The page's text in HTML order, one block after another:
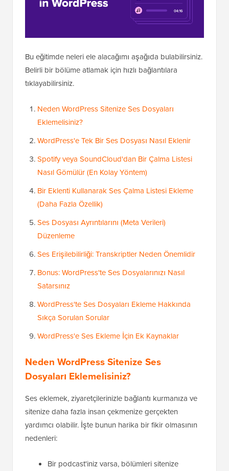
Bu eğitimde neleri ele alacağımı aşağıda bulabilirsiniz.
Belirli bir bölüme atlamak için hızlı bağlantılara
tıklayabilirsiniz.
Neden WordPress Sitenize Ses Dosyaları
Eklemelisiniz?
WordPress'e Tek Bir Ses Dosyası Nasıl Eklenir
Spotify veya SoundCloud'dan Bir Çalma Listesi
Nasıl Gömülür (En Kolay Yöntem)
Bir Eklenti Kullanarak Ses Çalma Listesi Ekleme
(Daha Fazla Özellik)
Ses Dosyası Ayrıntılarını (Meta Verileri)
Düzenleme
Ses Erişilebilirliği: Transkriptler Neden Önemlidir
Bonus: WordPress'te Ses Dosyalarınızı Nasıl
Satarsınız
WordPress'te Ses Dosyaları Ekleme Hakkında
Sıkça Sorulan Sorular
WordPress'e Ses Ekleme İçin Ek Kaynaklar
Neden WordPress Sitenize Ses
Dosyaları Eklemelisiniz?
Ses eklemek, ziyaretçilerinizle bağlantı kurmanıza ve
sitenize daha fazla insan çekmenize gerçekten
yardımcı olabilir. İşte bunun harika bir fikir olmasının
nedenleri:
Bir podcast'iniz varsa, bölümleri sitenize